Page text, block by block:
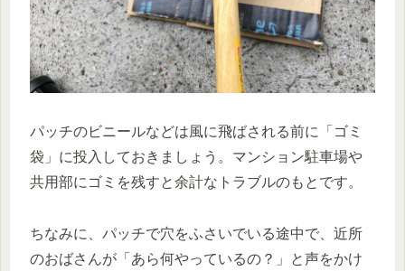
パッチのビニールなどは風に飛ばされる前に「ゴミ
袋」に投入しておきましょう。マンション駐車場や
共用部にゴミを残すと余計なトラブルのもとです。
ちなみに、パッチで穴をふさいでいる途中で、近所
のおばさんが「あら何やっているの？」と声をかけ